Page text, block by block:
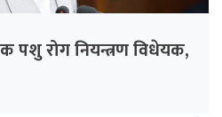
पशु रोग नियन्त्रण विधेयक,